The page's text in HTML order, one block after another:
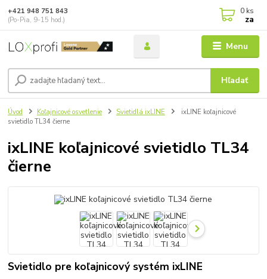
Menu
Hľadať
+421 948 751 843
(Po-Pia, 9-15 hod.)
0 ks
za
Úvod Koľajnicové osvetlenie Svietidlá ixLINE
ixLINE koľajnicové
svietidlo TL34 čierne
ixLINE koľajnicové svietidlo TL34
čierne
Svietidlo pre koľajnicový systém ixLINE